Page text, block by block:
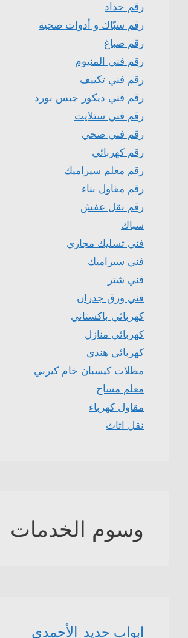
رقم حداد
رقم سبّاك و أدوات صحية
رقم صباغ
رقم فني المنيوم
رقم فني تكييف
رقم فني ديكور جبس بورد
رقم فني ستلايت
رقم فني صحي
رقم كهربائي
رقم معلم سيراميك
رقم مقاول بناء
رقم نقل عفش
سباك
فني تسليك مجاري
فني سيراميك
فني شتر
فني ورق جدران
كهربائي باكستاني
كهربائي منازل
كهربائي هندي
مظلات كيسبان خام كيربي
معلم مساح
مقاول كهرباء
نقل اثاث
وسوم الخدمات
ابواب حديد الأحمدي